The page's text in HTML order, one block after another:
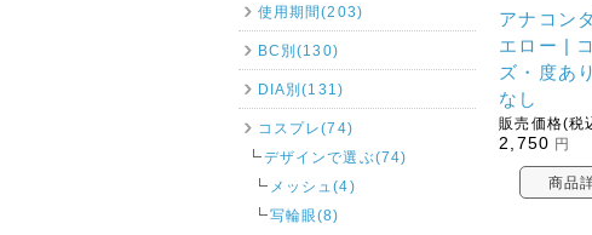
アナコン
エロー |
ズ・度あ
なし
販売価格(税
2,750 円
商品
使用期間(203)
BC別(130)
DIA別(131)
コスプレ(74)
デザインで選ぶ(74)
メッシュ(4)
写輪眼(8)